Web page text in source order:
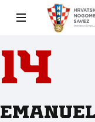
14
Emanuel